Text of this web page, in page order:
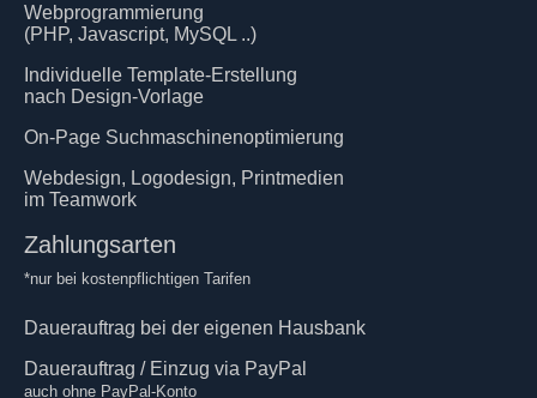
Webprogrammierung
(PHP, Javascript, MySQL ..)
Individuelle Template-Erstellung
nach Design-Vorlage
On-Page Suchmaschinenoptimierung
Webdesign, Logodesign, Printmedien
im Teamwork
Zahlungsarten
*nur bei kostenpflichtigen Tarifen
Dauerauftrag bei der eigenen Hausbank
Dauerauftrag / Einzug via PayPal
auch ohne PayPal-Konto